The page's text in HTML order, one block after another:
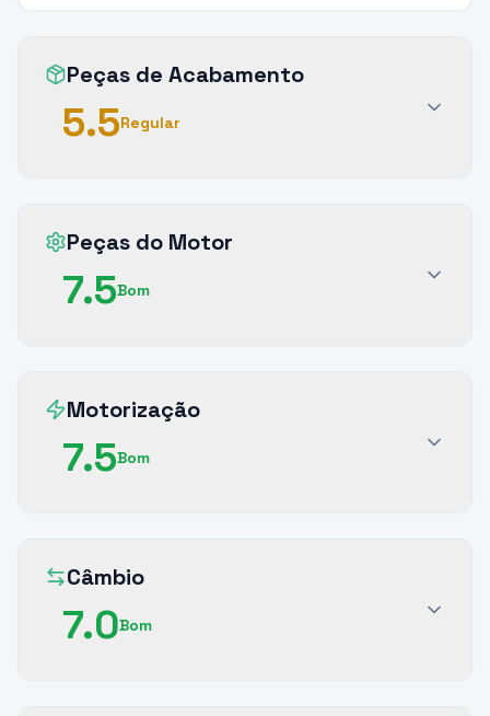
Peças de Acabamento
5.5Regular
Peças do Motor
7.5Bom
Motorização
7.5Bom
Câmbio
7.0Bom